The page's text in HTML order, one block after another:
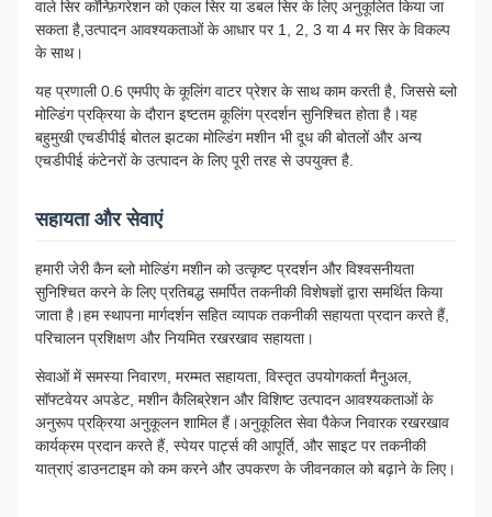
वाले सिर कॉन्फ़िगरेशन को एकल सिर या डबल सिर के लिए अनुकूलित किया जा
सकता है,उत्पादन आवश्यकताओं के आधार पर 1, 2, 3 या 4 मर सिर के विकल्प
के साथ।
यह प्रणाली 0.6 एमपीए के कूलिंग वाटर प्रेशर के साथ काम करती है, जिससे ब्लो
मोल्डिंग प्रक्रिया के दौरान इष्टतम कूलिंग प्रदर्शन सुनिश्चित होता है।यह
बहुमुखी एचडीपीई बोतल झटका मोल्डिंग मशीन भी दूध की बोतलों और अन्य
एचडीपीई कंटेनरों के उत्पादन के लिए पूरी तरह से उपयुक्त है.
सहायता और सेवाएं
हमारी जेरी कैन ब्लो मोल्डिंग मशीन को उत्कृष्ट प्रदर्शन और विश्वसनीयता
सुनिश्चित करने के लिए प्रतिबद्ध समर्पित तकनीकी विशेषज्ञों द्वारा समर्थित किया
जाता है।हम स्थापना मार्गदर्शन सहित व्यापक तकनीकी सहायता प्रदान करते हैं,
परिचालन प्रशिक्षण और नियमित रखरखाव सहायता।
सेवाओं में समस्या निवारण, मरम्मत सहायता, विस्तृत उपयोगकर्ता मैनुअल,
सॉफ्टवेयर अपडेट, मशीन कैलिब्रेशन और विशिष्ट उत्पादन आवश्यकताओं के
अनुरूप प्रक्रिया अनुकूलन शामिल हैं।अनुकूलित सेवा पैकेज निवारक रखरखाव
कार्यक्रम प्रदान करते हैं, स्पेयर पार्ट्स की आपूर्ति, और साइट पर तकनीकी
यात्राएं डाउनटाइम को कम करने और उपकरण के जीवनकाल को बढ़ाने के लिए।